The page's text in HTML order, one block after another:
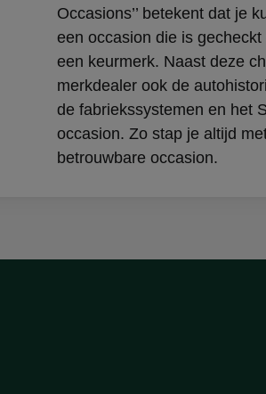
Occasions’’ betekent dat je
een occasion die is
een keurmerk. Naast deze
merkdealer ook de
de fabriekssystemen en het
occasion. Zo stap je altijd
betrouwbare occasion.